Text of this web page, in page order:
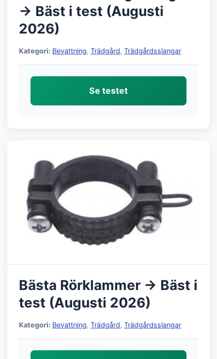
→ Bäst i test (Augusti
2026)
Kategori: Bevattning, Trädgård, Trädgårdsslangar
Se testet
Bästa Rörklammer → Bäst i
test (Augusti 2026)
Kategori: Bevattning, Trädgård, Trädgårdsslangar